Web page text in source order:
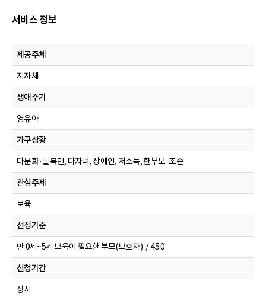
서비스 정보
제공주체
지자체
생애주기
영유아
가구상황
다문화·탈북민, 다자녀, 장애인, 저소득, 한부모·조손
관심주제
보육
선정기준
만 0세~5세 보육이 필요한 부모(보호자) / 45.0
신청기간
상시